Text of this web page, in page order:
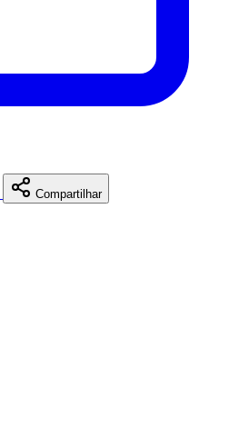
Compartilhar